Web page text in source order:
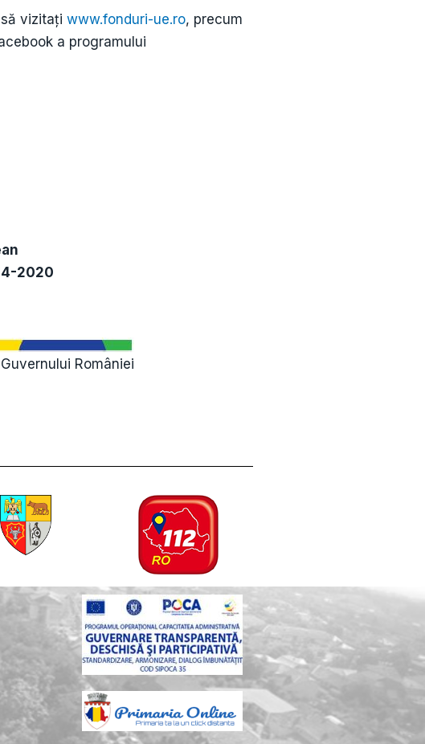
vizitaţi www.fonduri-ue.ro, precum
a programului
2020
României